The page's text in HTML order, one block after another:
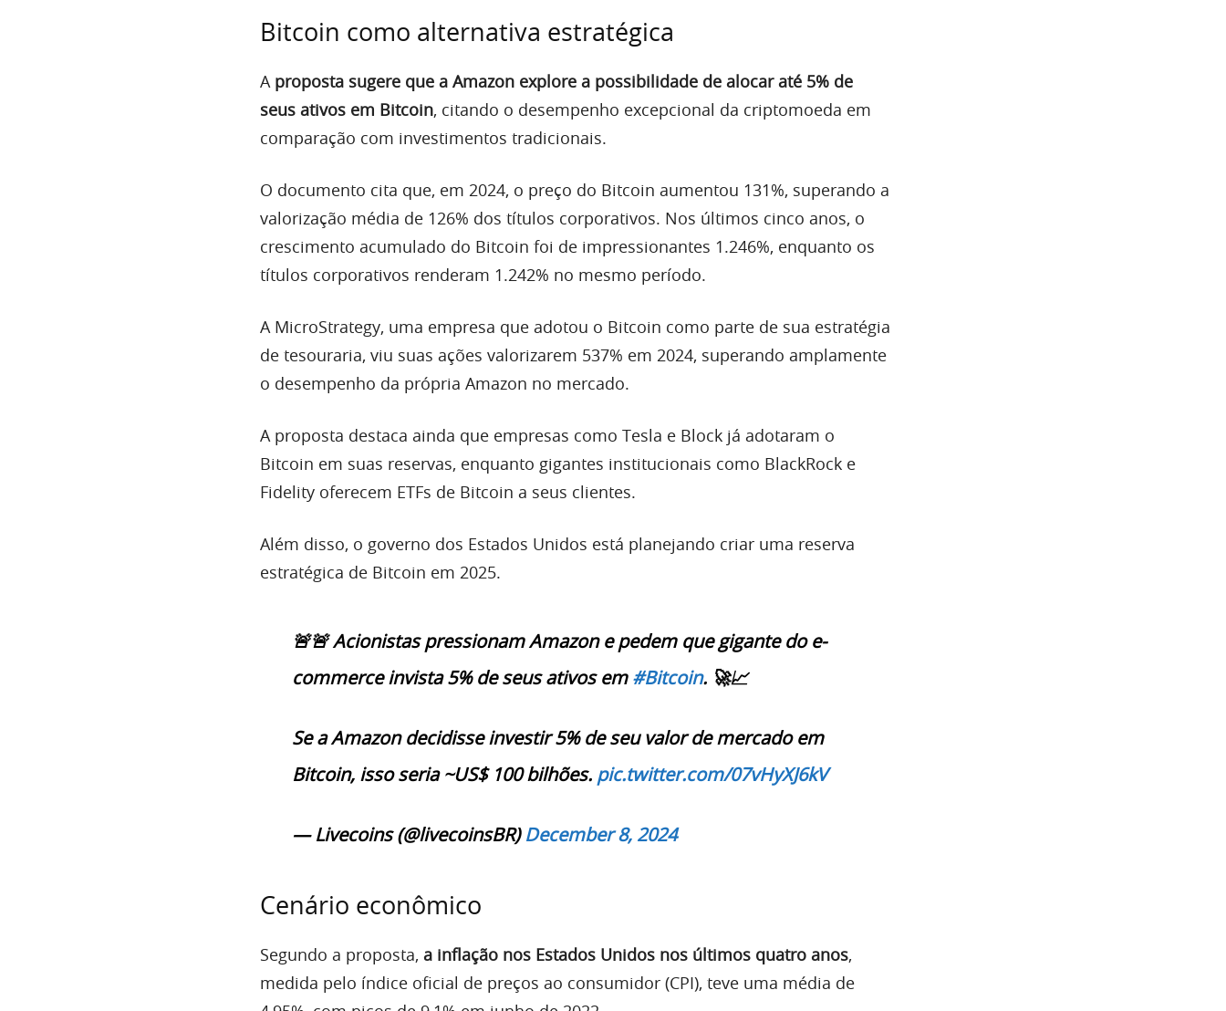
Bitcoin como alternativa estratégica
A proposta sugere que a Amazon explore a possibilidade de alocar até 5% de
seus ativos em Bitcoin, citando o desempenho excepcional da criptomoeda em
comparação com investimentos tradicionais.
O documento cita que, em 2024, o preço do Bitcoin aumentou 131%, superando a
valorização média de 126% dos títulos corporativos. Nos últimos cinco anos, o
crescimento acumulado do Bitcoin foi de impressionantes 1.246%, enquanto os
títulos corporativos renderam 1.242% no mesmo período.
A MicroStrategy, uma empresa que adotou o Bitcoin como parte de sua estratégia
de tesouraria, viu suas ações valorizarem 537% em 2024, superando amplamente
o desempenho da própria Amazon no mercado.
A proposta destaca ainda que empresas como Tesla e Block já adotaram o
Bitcoin em suas reservas, enquanto gigantes institucionais como BlackRock e
Fidelity oferecem ETFs de Bitcoin a seus clientes.
Além disso, o governo dos Estados Unidos está planejando criar uma reserva
estratégica de Bitcoin em 2025.
🚨🚨 Acionistas pressionam Amazon e pedem que gigante do e-
commerce invista 5% de seus ativos em#Bitcoin. 🚀📈
Se a Amazon decidisse investir 5% de seu valor de mercado em
Bitcoin, isso seria ~US$ 100 bilhões. pic.twitter.com/07vHyXJ6kV
— Livecoins (@livecoinsBR)December 8, 2024
Cenário econômico
Segundo a proposta, a inflação nos Estados Unidos nos últimos quatro anos,
medida pelo índice oficial de preços ao consumidor (CPI), teve uma média de